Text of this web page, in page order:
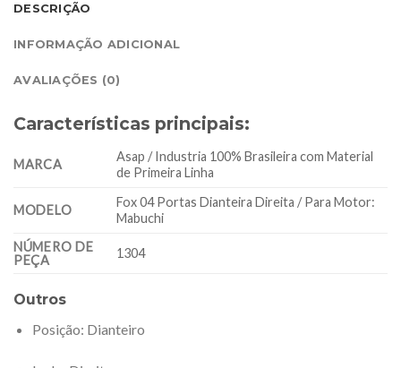
DESCRIÇÃO
INFORMAÇÃO ADICIONAL
AVALIAÇÕES (0)
Características principais:
MARCA
Asap / Industria 100% Brasileira com Material
de Primeira Linha
MODELO
Fox 04 Portas Dianteira Direita / Para Motor:
Mabuchi
NÚMERO DE
PEÇA
1304
Outros
Posição: Dianteiro